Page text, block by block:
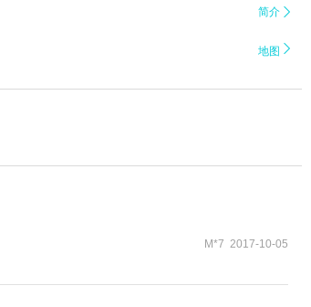
简介 
地图 
M*7 2017-10-05